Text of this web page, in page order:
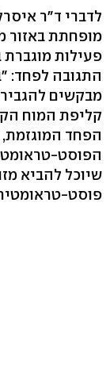
לדברי ד"ר
מופחתת באזור
פעילות
התגובה לפחד:
מבקשים
קליפת המוח
הפחד
הפוסט-
שיוכל להביא
פוסט-